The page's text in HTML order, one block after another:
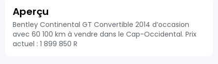
Aperçu
Bentley Continental GT Convertible 2014 d’occasion
avec 60 100 km à vendre dans le Cap-Occidental. Prix
actuel : 1 899 850 R